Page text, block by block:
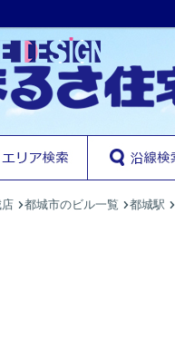
都城市のビル一覧 都城駅